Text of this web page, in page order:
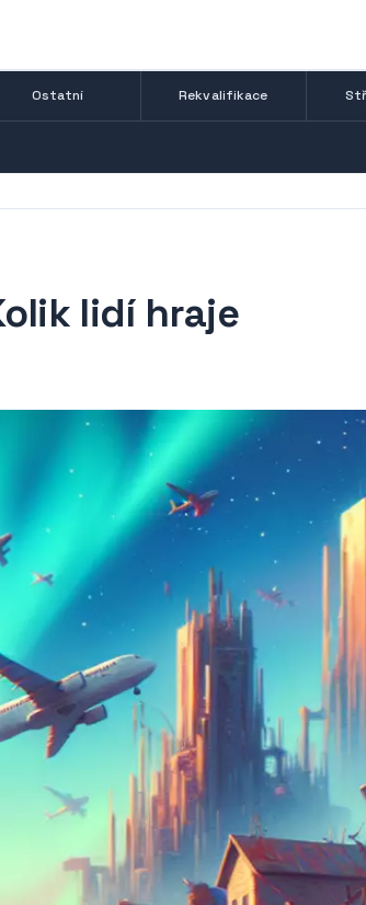
Ostatní Rekvalifikace
lidí hraje